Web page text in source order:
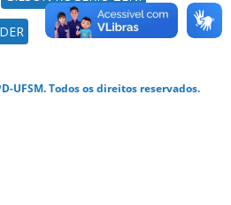
UFSM. Todos os direitos reservados.